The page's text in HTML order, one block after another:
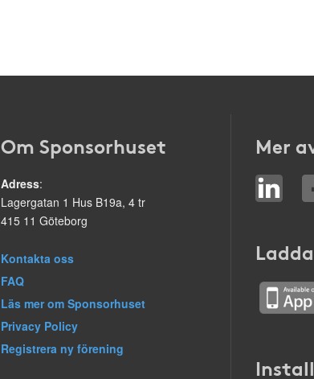
Om Sponsorhuset
Adress:
Lagergatan 1 Hus B19a, 4 tr
415 11 Göteborg
Kontakta oss
FAQ
Läs mer om Sponsorhuset
Privacy Policy
Registrera ny förening
Mer